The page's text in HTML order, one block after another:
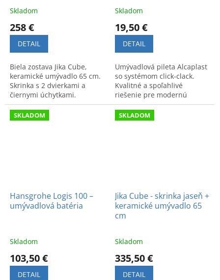
Skladom
258 €
DETAIL
Biela zostava Jika Cube,
keramické umývadlo 65 cm.
Skrinka s 2 dvierkami a
čiernymi úchytkami.
Moderný dizajn a kvalita pre
každú kúpeľňu.
Skladom
19,50 €
DETAIL
Umývadlová pileta Alcaplast
so systémom click-clack.
Kvalitné a spoľahlivé
riešenie pre modernú
kúpeľňu.
SKLADOM
Hansgrohe Logis 100 –
umývadlová batéria
Skladom
103,50 €
DETAIL
SKLADOM
Jika Cube - skrinka jaseň +
keramické umývadlo 65
cm
Skladom
335,50 €
DETAIL